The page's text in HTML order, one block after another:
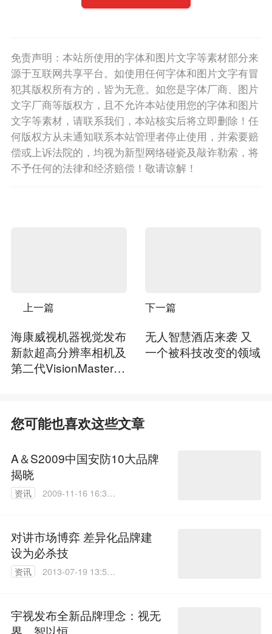
免责声明：本站所使用的字体和图片文字等素材部分来
源于互联网共享平台。如使用任何字体和图片文字有冒
犯其版权所有方的，皆为无意。如您是字体厂商、图片
文字厂商等版权方，且不允许本站使用您的字体和图片
文字等素材，请联系我们，本站核实后将立即删除！任
何版权方从未通知联系本站管理者停止使用，并索要赔
偿或上诉法院的，均视为新型网络碰瓷及敲诈勒索，将
不予任何的法律和经济赔偿！敬请谅解！
上一篇
海康威视机器视觉发布
新款超高分辨率相机及
第二代VisionMaster算
下一篇
无人智慧酒店来袭 又
一个被科技改变的领域
您可能也喜欢这些文章
A＆S2009中国安防10大品牌
揭晓
资讯
2009-11-16 16:33:
对讲市场博弈 差异化品牌建
设为必杀技
资讯
2013-07-19 13:57:
宇视发布全新品牌理念：视无
界，智以恒